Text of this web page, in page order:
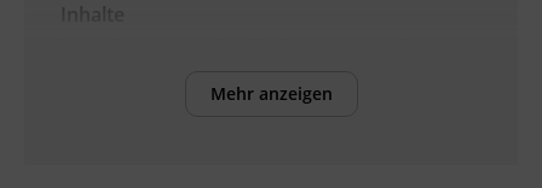
Inhalte
Mehr anzeigen